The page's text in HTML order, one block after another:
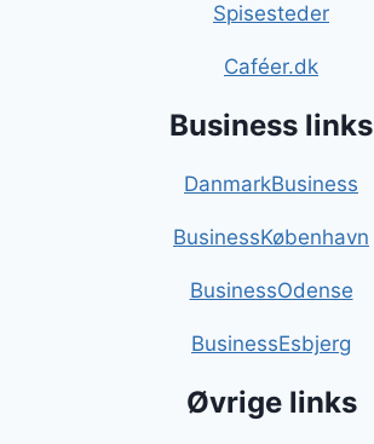
Spisesteder
Caféer.dk
Business links
DanmarkBusiness
BusinessKøbenhavn
BusinessOdense
BusinessEsbjerg
Øvrige links